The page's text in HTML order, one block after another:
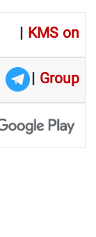
| KMS on
| Group